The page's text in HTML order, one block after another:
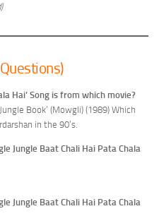
Hai’ Song is from which movie?
Book’ (Mowgli) (1989) Which
in the 90’s.
Jungle Baat Chali Hai Pata Chala
Jungle Baat Chali Hai Pata Chala